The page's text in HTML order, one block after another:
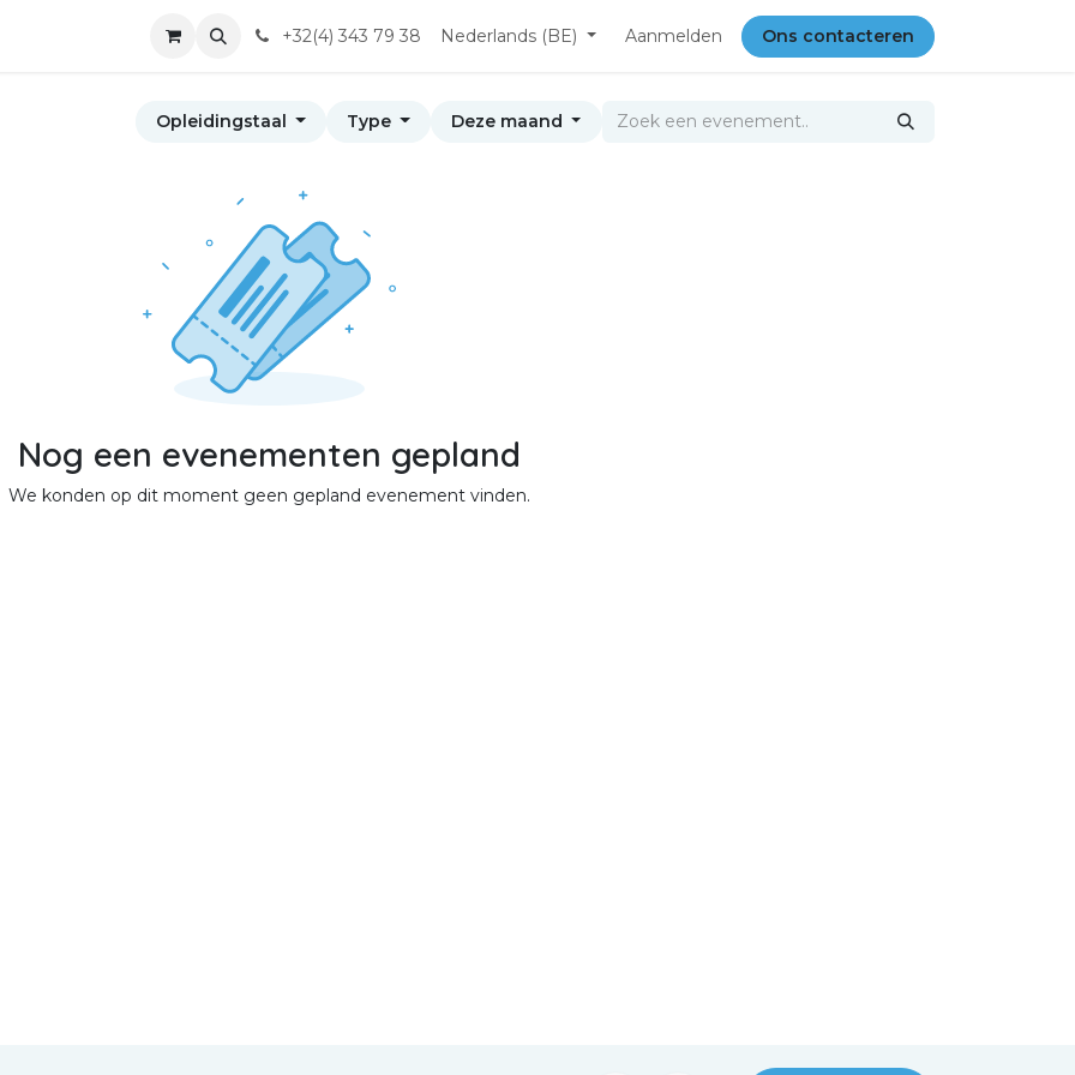
+32(4) 343 79 38 Nederlands (BE) Aanmelden Ons contacteren
Opleidingstaal Type Deze maand
Nog een evenementen gepland
We konden op dit moment geen gepland evenement vinden.